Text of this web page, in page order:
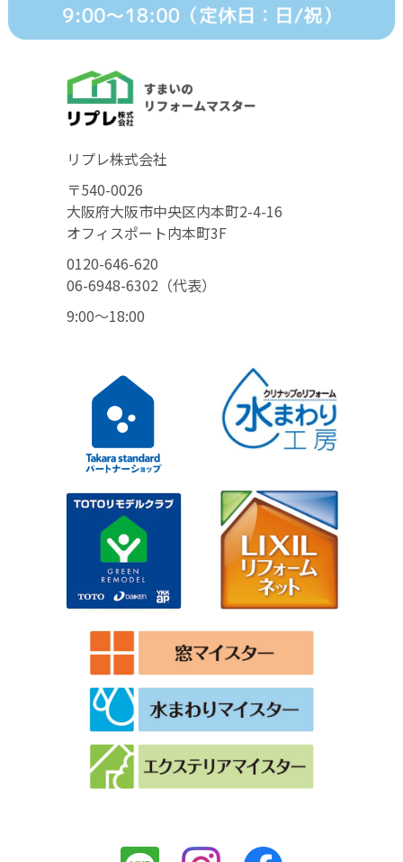
リプレ株式会社
〒540-0026
大阪府大阪市中央区内本町2-4-16
オフィスポート内本町3F
0120-646-620
06-6948-6302（代表）
9:00〜18:00